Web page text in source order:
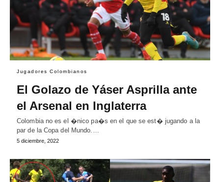
Jugadores Colombianos
El Golazo de Yáser Asprilla ante
el Arsenal en Inglaterra
Colombia no es el �nico pa�s en el que se est� jugando a la
par de la Copa del Mundo.…
5 diciembre, 2022